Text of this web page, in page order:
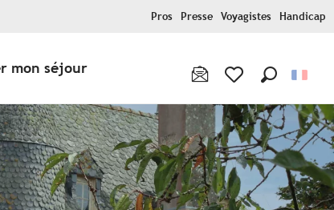
Pros Presse Voyagistes Handicap
mon séjour